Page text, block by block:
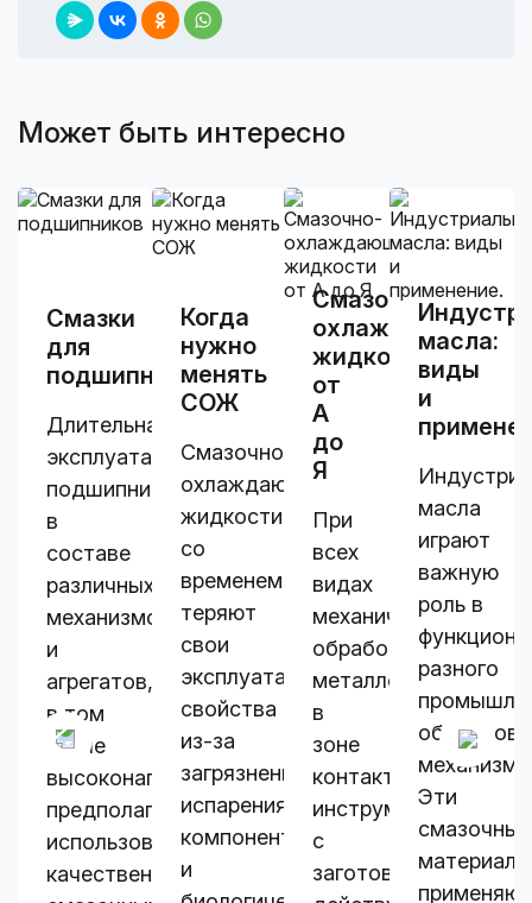
Может быть интересно
Смазки
для
подшипников
Длительная
эксплуатация
подшипников
в
составе
различных
механизмов
и
агрегатов,
в том
числе
высоконагруженных,
предполагает
использование
качественных
Когда
нужно
менять
СОЖ
Смазочно-
охлаждающие
жидкости
со
временем
теряют
свои
эксплуатационные
свойства
из-за
загрязнения,
испарения
компонентов
и
Смазочно-
охлаждающие
жидкости
от
А
до
Я
При
всех
видах
механической
обработки
металлов
в
зоне
контакта
инструмента
с
заготовкой
масла:
виды
и
масла
играют
важную
роль в
разного
Эти
смазочные
материалы